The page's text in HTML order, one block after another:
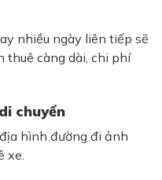
nhiều ngày liên tiếp sẽ
thuê càng dài, chi phí
chuyển
hình đường đi ảnh
xe.